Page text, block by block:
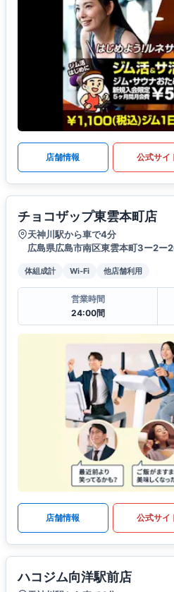
店舗情報 公式サイ
チョコザップ東雲本町店
天神川駅から車で4分
広島県広島市南区東雲本町3ー2ー
体組成計 Wi-Fi 他店舗利用
営業時間
24:00間
店舗情報 公式サイ
ハコジム向洋駅前店